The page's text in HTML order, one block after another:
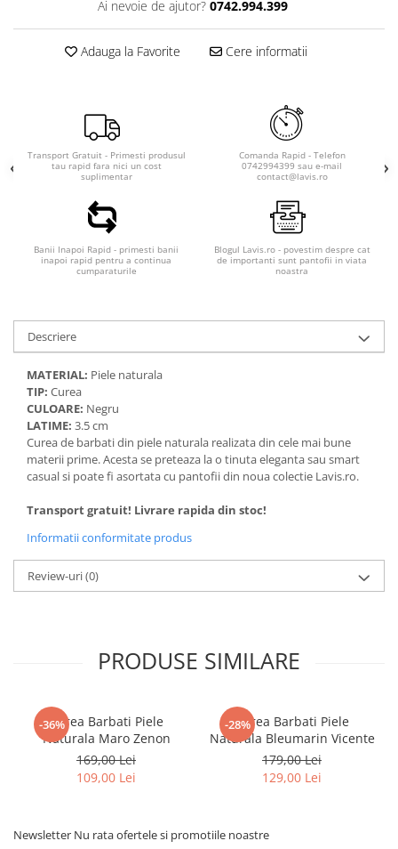
Ai nevoie de ajutor? 0742.994.399
Adauga la Favorite Cere informatii
Transport Gratuit - Primesti produsul
tau rapid fara nici un cost
suplimentar
Comanda Rapid - Telefon
0742994399 sau e-mail
contact@lavis.ro
Banii Inapoi Rapid - primesti banii
inapoi rapid pentru a continua
cumparaturile
Blogul Lavis.ro - povestim despre cat
de importanti sunt pantofii in viata
noastra
Descriere
MATERIAL: Piele naturala
TIP: Curea
CULOARE: Negru
LATIME: 3.5 cm
Curea de barbati din piele naturala realizata din cele mai bune
materii prime. Acesta se preteaza la o tinuta eleganta sau smart
casual si poate fi asortata cu pantofii din noua colectie Lavis.ro.
Transport gratuit! Livrare rapida din stoc!
Informatii conformitate produs
Review-uri(0)
PRODUSE SIMILARE
-36%
Curea Barbati Piele
Naturala Maro Zenon
169,00 Lei
109,00 Lei
-28%
Curea Barbati Piele
Naturala Bleumarin Vicente
179,00 Lei
129,00 Lei
Newsletter Nu rata ofertele si promotiile noastre